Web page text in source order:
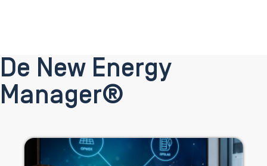
De New Energy
Manager®